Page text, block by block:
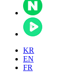
KR
EN
FR